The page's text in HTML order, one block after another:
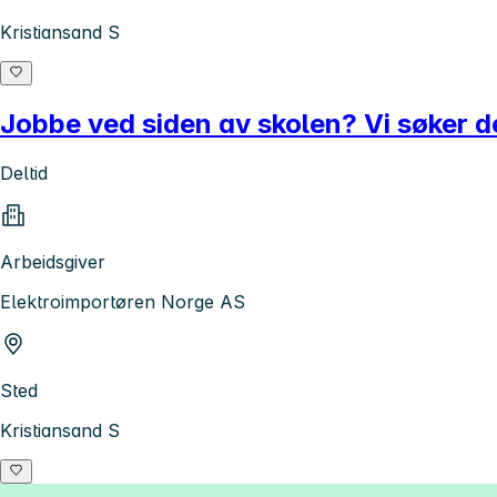
Kristiansand S
Jobbe ved siden av skolen? Vi søker
Deltid
Arbeidsgiver
Elektroimportøren Norge AS
Sted
Kristiansand S